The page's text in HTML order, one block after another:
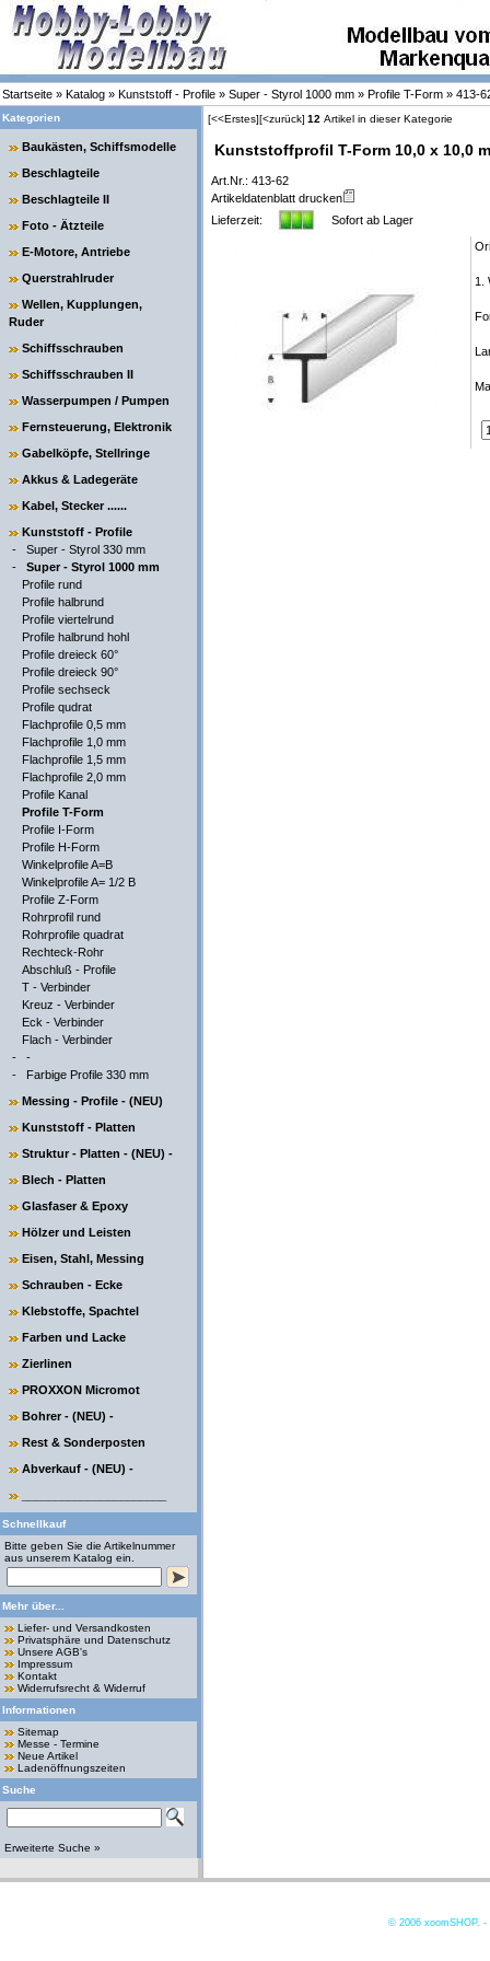
Startseite » Katalog » Kunststoff - Profile » Super - Styrol 1000 mm » Profile T-Form » 413-
Kategorien
Baukästen, Schiffsmodelle
Beschlagteile
Beschlagteile II
Foto - Ätzteile
E-Motore, Antriebe
Querstrahlruder
Wellen, Kupplungen,
Ruder
Schiffsschrauben
Schiffsschrauben II
Wasserpumpen / Pumpen
Fernsteuerung, Elektronik
Gabelköpfe, Stellringe
Akkus & Ladegeräte
Kabel, Stecker ......
Kunststoff - Profile
- Super - Styrol 330 mm
- Super - Styrol 1000 mm
Profile rund
Profile halbrund
Profile viertelrund
Profile halbrund hohl
Profile dreieck 60°
Profile dreieck 90°
Profile sechseck
Profile qudrat
Flachprofile 0,5 mm
Flachprofile 1,0 mm
Flachprofile 1,5 mm
Flachprofile 2,0 mm
Profile Kanal
Profile T-Form
Profile I-Form
Profile H-Form
Winkelprofile A=B
Winkelprofile A= 1/2 B
Profile Z-Form
Rohrprofil rund
Rohrprofile quadrat
Rechteck-Rohr
Abschluß - Profile
T - Verbinder
Kreuz - Verbinder
Eck - Verbinder
Flach - Verbinder
- -
- Farbige Profile 330 mm
Messing - Profile - (NEU)
Kunststoff - Platten
Struktur - Platten - (NEU) -
Blech - Platten
Glasfaser & Epoxy
Hölzer und Leisten
Eisen, Stahl, Messing
Schrauben - Ecke
Klebstoffe, Spachtel
Farben und Lacke
Zierlinen
PROXXON Micromot
Bohrer - (NEU) -
Rest & Sonderposten
Abverkauf - (NEU) -
Schnellkauf
Bitte geben Sie die Artikelnummer
aus unserem Katalog ein.
Mehr über...
Liefer- und Versandkosten
Privatsphäre und Datenschutz
Unsere AGB's
Impressum
Kontakt
Widerrufsrecht & Widerruf
Informationen
Sitemap
Messe - Termine
Neue Artikel
Ladenöffnungszeiten
Suche
Erweiterte Suche »
[<<Erstes][<zurück] 12 Artikel in dieser Kategorie
Kunststoffprofil T-Form 10,0 x 10,0
Art.Nr.: 413-62
Artikeldatenblatt drucken
Lieferzeit:
Sofort ab Lager
1.
© 2006 xoomSHOP. -